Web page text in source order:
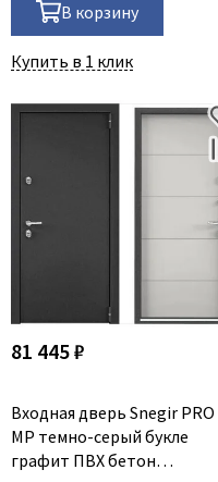
Dircode
Eclisse
Fratelli Cattini
Fuaro
Hausdoors
HSU
Krona Koblenz
Komfort Doors
В корзину
Купить в 1 клик
81 445 ₽
Входная дверь Snegir PRO
MP темно-серый букле
графит ПВХ бетон